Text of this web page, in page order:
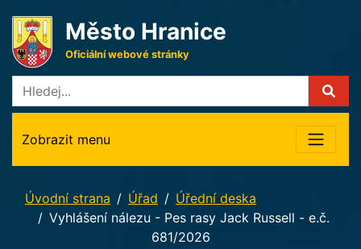
Město Hranice
Oficiální webové stránky
Zobrazit menu
Úvodní strana Úřad
Úřední deska
Vyhlášení nálezu - Pes rasy Jack Russell - e.č.
681/2026